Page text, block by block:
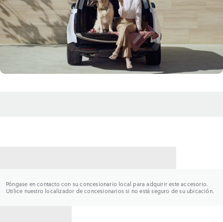
Póngase en contacto con su concesionario local para adquirir este accesorio.
Utilice nuestro localizador de concesionarios si no está seguro de su ubicación.